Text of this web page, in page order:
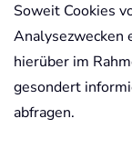
Soweit Cookies
Analysezwecken
hierüber im
gesondert
abfragen.